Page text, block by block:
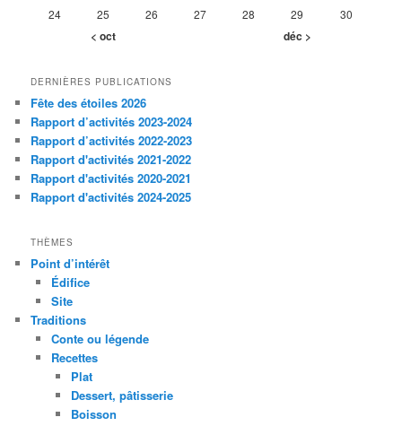
24
25 26 27 28 29 30
< oct déc >
DERNIÈRES PUBLICATIONS
Fête des étoiles 2026
Rapport d’activités 2023-2024
Rapport d’activités 2022-2023
Rapport d'activités 2021-2022
Rapport d'activités 2020-2021
Rapport d'activités 2024-2025
THÈMES
Point d’intérêt
Édifice
Site
Traditions
Conte ou légende
Recettes
Plat
Dessert, pâtisserie
Boisson